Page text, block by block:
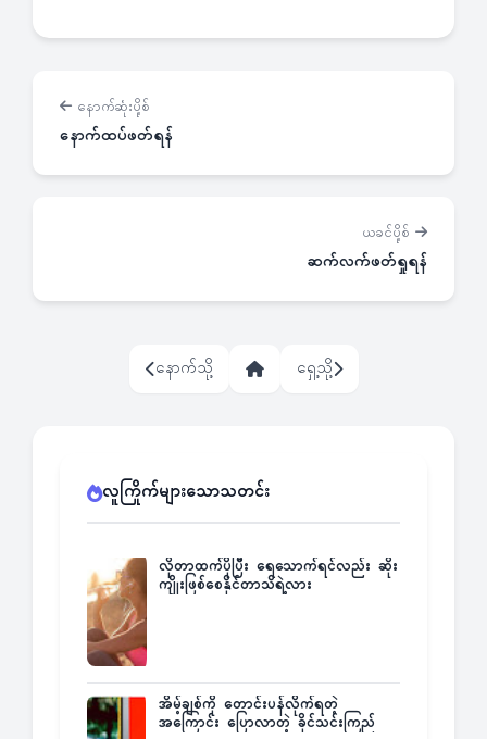
နောက်ဆုံးပို့စ်
နောက်ထပ်ဖတ်ရန်
ယခင်ပို့စ်
ဆက်လက်ဖတ်ရှုရန်
နောက်သို့ ရှေ့သို့
လူကြိုက်များသောသတင်း
လိုတာထက်ပိုပြီး ရေသောက်ရင်လည်း ဆိုး
ကျိုးဖြစ်စေနိုင်တာသိရဲ့လား
အိမ့်ချစ်ကို တောင်းပန်လိုက်ရတဲ့
အကြောင်း ပြောလာတဲ့ ခိုင်သင်းကြည်